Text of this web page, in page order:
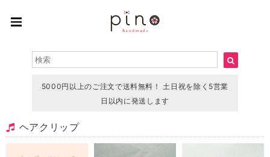
5000円以上のご注文で送料無料！ 土日祝を除く5営業
日以内に発送します
ヘアクリップ